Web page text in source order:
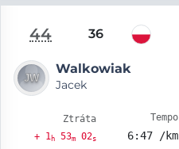
44 36
Walkowiak
Jacek
Ztráta
+ 1h53m02s
Tempo
6:47 /km